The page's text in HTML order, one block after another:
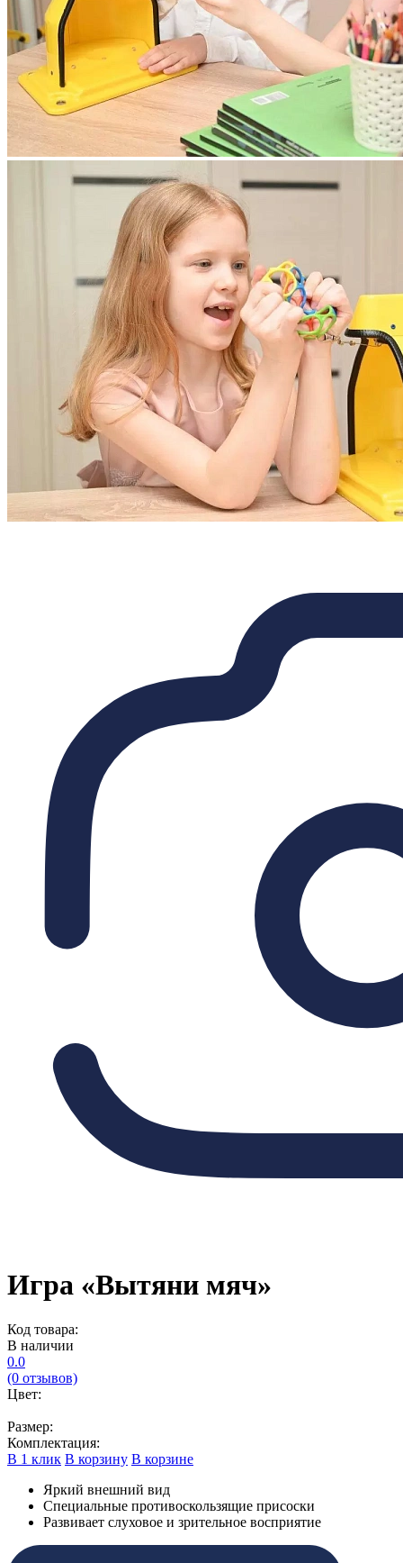
Игра «Вытяни мяч»
Код товара:
В наличии
0.0
(0 отзывов)
Цвет:
Размер:
Комплектация:
В 1 клик В корзину В корзине
Яркий внешний вид
Специальные противоскользящие присоски
Развивает слуховое и зрительное восприятие